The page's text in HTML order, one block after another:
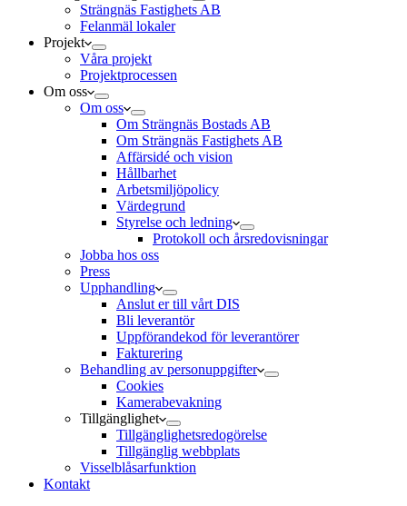
Strängnäs Fastighets AB
Felanmäl lokaler
Projekt
Våra projekt
Projektprocessen
Om oss
Om oss
Om Strängnäs Bostads AB
Om Strängnäs Fastighets AB
Affärsidé och vision
Hållbarhet
Arbetsmiljöpolicy
Värdegrund
Styrelse och ledning
Protokoll och årsredovisningar
Jobba hos oss
Press
Upphandling
Anslut er till vårt DIS
Bli leverantör
Uppförandekod för leverantörer
Fakturering
Behandling av personuppgifter
Cookies
Kamerabevakning
Tillgänglighet
Tillgänglighetsredogörelse
Tillgänglig webbplats
Visselblåsarfunktion
Kontakt